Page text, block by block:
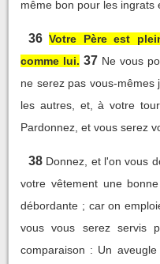
même bon pour les ingrats
36 Votre Père est
comme lui. 37 Ne vous
ne serez pas vous-mêmes
les autres, et, à votre
Pardonnez, et vous serez
38 Donnez, et l'on vous
votre vêtement une
débordante ; car on
vous vous serez servis
comparaison : Un